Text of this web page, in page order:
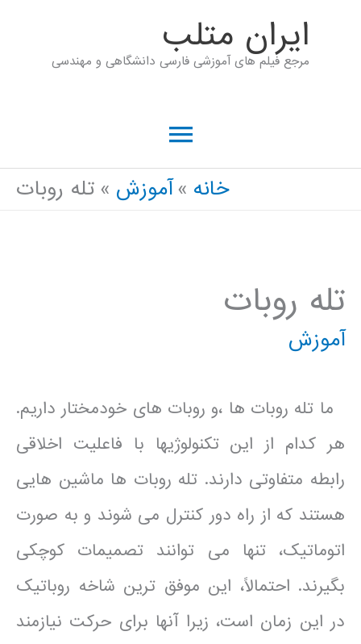
ايران متلب
مرجع فیلم های آموزشی فارسی دانشگاهی و مهندسی
فهرست
اصلیخانه آموزش تله روبات
تله روبات
آموزش
ما تله روبات ها ،و روبات های خودمختار داریم.
هر کدام از این تکنولوژیها با فاعلیت اخلاقی
رابطه متفاوتی دارند. تله روبات ها ماشین هایی
هستند که از راه دور کنترل می شوند و به صورت
اتوماتیک، تنها می توانند تصمیمات کوچکی
بگیرند. احتمالاً، این موفق ترین شاخه روباتیک
در این زمان است، زیرا آنها برای حرکت نیازمند